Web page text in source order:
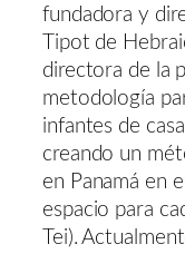
fundadora y
Tipot de
directora de la
metodología
infantes de
creando un
en Panamá en
espacio para
Tei).